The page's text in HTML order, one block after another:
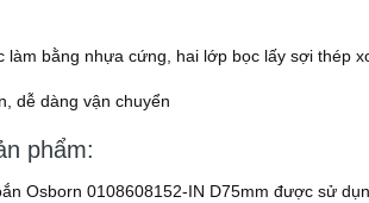
làm bằng nhựa cứng, hai lớp bọc lấy sợi thép
dễ dàng vận chuyển
phẩm:
Osborn 0108608152-IN D75mm được sử